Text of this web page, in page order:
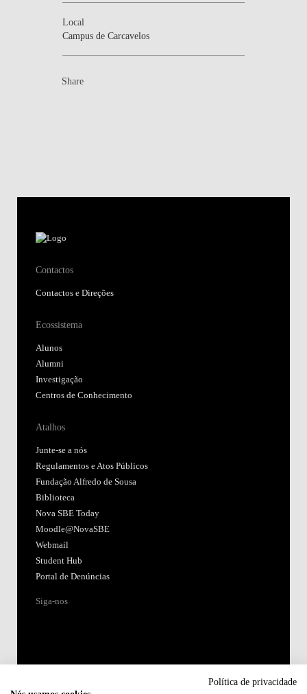
Local
Campus de Carcavelos
Share
Contactos
Contactos e Direções
Ecossistema
Alunos
Alumni
Investigação
Centros de Conhecimento
Atalhos
Junte-se a nós
Regulamentos e Atos Públicos
Fundação Alfredo de Sousa
Biblioteca
Nova SBE Today
Moodle@NovaSBE
Webmail
Student Hub
Portal de Denúncias
Siga-nos
Política de privacidade